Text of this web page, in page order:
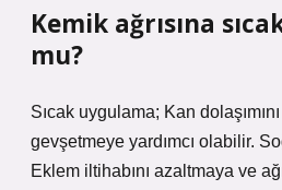
Kemik ağrısına
mu?
Sıcak uygulama; Kan
gevşetmeye yardımcı olabilir.
Eklem iltihabını azaltmaya ve